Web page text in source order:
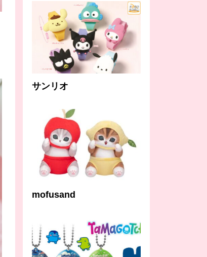
サンリオ
mofusand